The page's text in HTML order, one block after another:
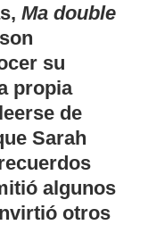
Ma double
su
propia
de
Sarah
algunos
otros